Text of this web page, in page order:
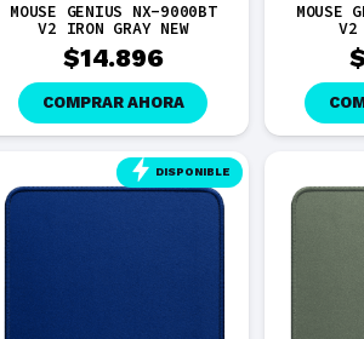
MOUSE GENIUS NX-9000BT
V2 IRON GRAY NEW
$14.896
COMPRAR AHORA
MOUSE
V2
$
DISPONIBLE